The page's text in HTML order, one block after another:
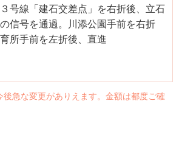
号線「建石交差点」を右折後、立石
信号を通過。川添公園手前を右折
育所手前を左折後、直進
急な変更がありえます。金額は都度ご確